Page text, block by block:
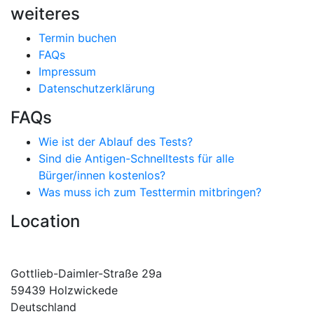
weiteres
Termin buchen
FAQs
Impressum
Datenschutzerklärung
FAQs
Wie ist der Ablauf des Tests?
Sind die Antigen-Schnelltests für alle
Bürger/innen kostenlos?
Was muss ich zum Testtermin mitbringen?
Location
Gottlieb-Daimler-Straße 29a
59439 Holzwickede
Deutschland